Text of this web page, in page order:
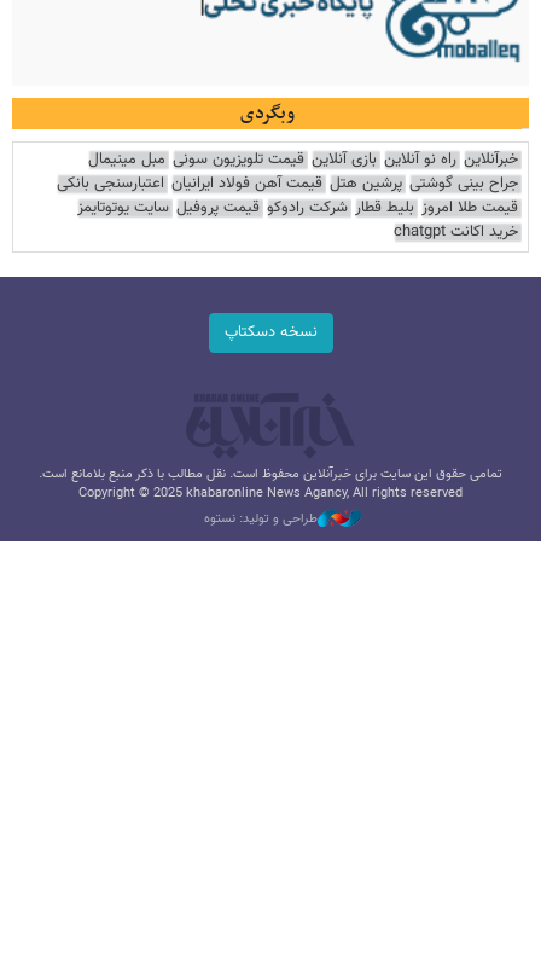
وبگردی
خبرآنلاین راه نو آنلاین بازی آنلاین قیمت تلویزیون سونی مبل مینیمال
جراح بینی گوشتی پرشین هتل قیمت آهن فولاد ایرانیان اعتبارسنجی بانکی
قیمت طلا امروز بلیط قطار شرکت رادوکو قیمت پروفیل سایت یوتوتایمز
خرید اکانت chatgpt
نسخه دسکتاپ
تمامی حقوق این سایت برای خبرآنلاین محفوظ است. نقل مطالب با ذکر منبع بلامانع است.
Copyright © 2025 khabaronline News Agancy, All rights reserved
طراحی و تولید: نستوه